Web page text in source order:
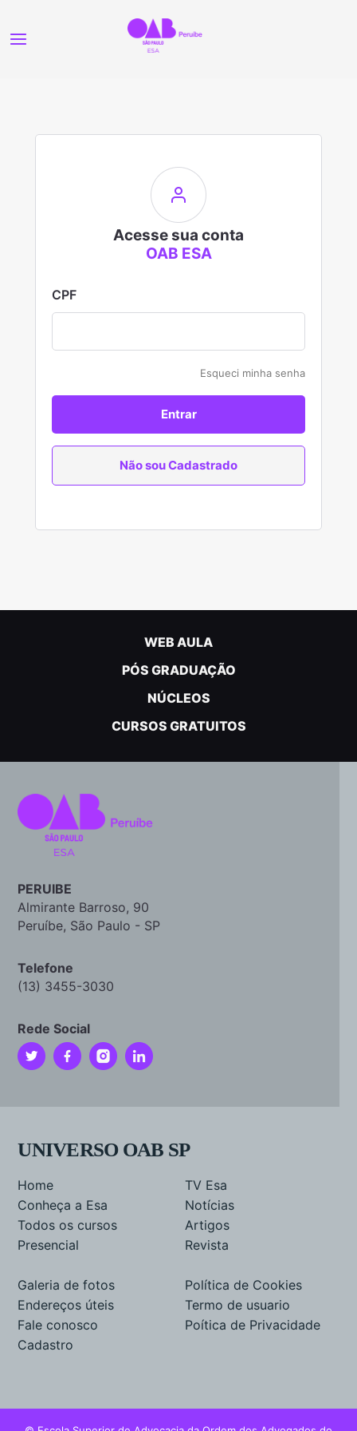
Acesse sua conta
OAB ESA
CPF
Esqueci minha senha
Entrar
Não sou Cadastrado
WEB AULA
PÓS GRADUAÇÃO
NÚCLEOS
CURSOS GRATUITOS
PERUIBE
Almirante Barroso, 90
Peruíbe, São Paulo - SP
Telefone
(13) 3455-3030
Rede Social
UNIVERSO OAB SP
Home
Conheça a Esa
Todos os cursos
Presencial
TV Esa
Notícias
Artigos
Revista
Galeria de fotos
Endereços úteis
Fale conosco
Cadastro
Política de Cookies
Termo de usuario
Poítica de Privacidade